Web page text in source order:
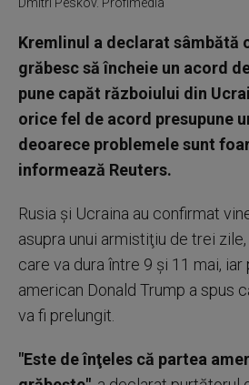
Kremlinul a declarat sâmbătă
grăbesc să încheie un acord
pune capăt războiului din
orice fel de acord presupune
deoarece problemele sunt
informează Reuters.
Rusia şi Ucraina au confirmat
asupra unui armistiţiu de trei
care va dura între 9 şi 11 mai,
american Donald Trump a spus
va fi prelungit.
"Este de înţeles că partea